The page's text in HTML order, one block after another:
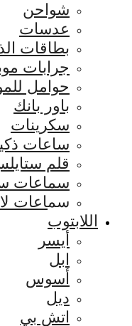
شواحن
عدسات
بطاقات
جرابات
حوامل
باور بانك
سكرينات
ساعات
قلم
سماعات
سماعات
اللابتوب
أيسر
ابل
أسوس
ديل
اتش بي